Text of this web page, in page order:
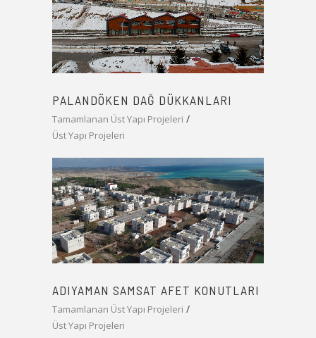
PALANDÖKEN DAĞ DÜKKANLARI
Tamamlanan Üst Yapı Projeleri
Üst Yapı Projeleri
ADIYAMAN SAMSAT AFET KONUTLARI
Tamamlanan Üst Yapı Projeleri
Üst Yapı Projeleri